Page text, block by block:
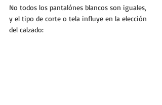
No todos los pantalónes blancos son iguales,
y el tipo de corte o tela influye en la elección
del calzado: